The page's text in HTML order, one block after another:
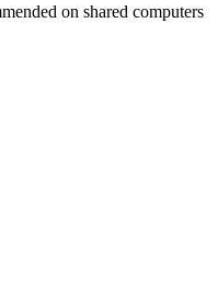
on shared computers